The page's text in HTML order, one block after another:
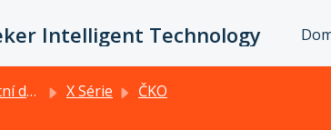
Intelligent Technology
X Série ČKO